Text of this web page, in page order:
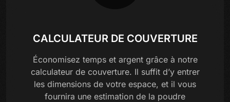
CALCULATEUR DE COUVERTURE
Économisez temps et argent grâce à notre
calculateur de couverture. Il suffit d’y entrer
les dimensions de votre espace, et il vous
fournira une estimation de la poudre